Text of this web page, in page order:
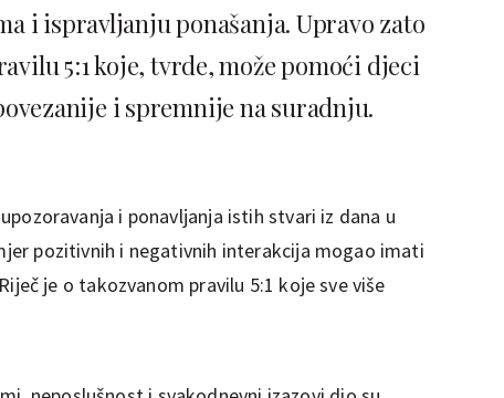
i ispravljanju ponašanja. Upravo zato
5:1 koje, tvrde, može pomoći djeci
i spremnije na suradnju.
i ponavljanja istih stvari iz dana u
pozitivnih i negativnih interakcija mogao imati
je o takozvanom pravilu 5:1 koje sve više